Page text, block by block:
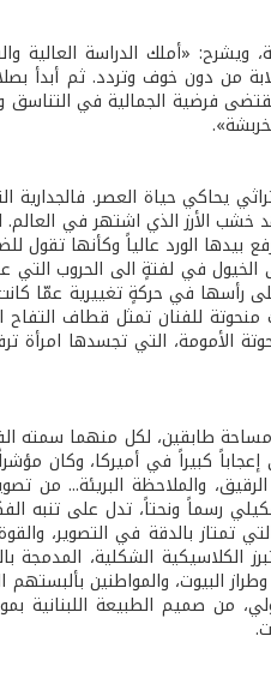
ويشرح: «أملك الدراسة العالية
من دون خوف وتردد. ثم أبدأ
فرضية الجمالية في التناسق
خشب الأرز الذي اشتهر في
بيدها الورد عالياً وكأنها
رأسها في حركةٍ تغييرية عمّا
للفنان تمثل قطاف التفاح
الأمومة، التي تجسدها
طابقين، لكل منهما سمته
إعجاباً كبيراً في أميركا، وكان
والملاحظة البريئة... من
رسماً ونحتاً، تدل على
بالدقة في التصوير،
الكلاسيكية الشكلية، المدمجة
وطراز البيوت، والمواطنين
من صميم الطبيعة اللبنانية